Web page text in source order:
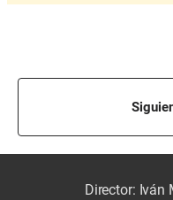
Director: Iván